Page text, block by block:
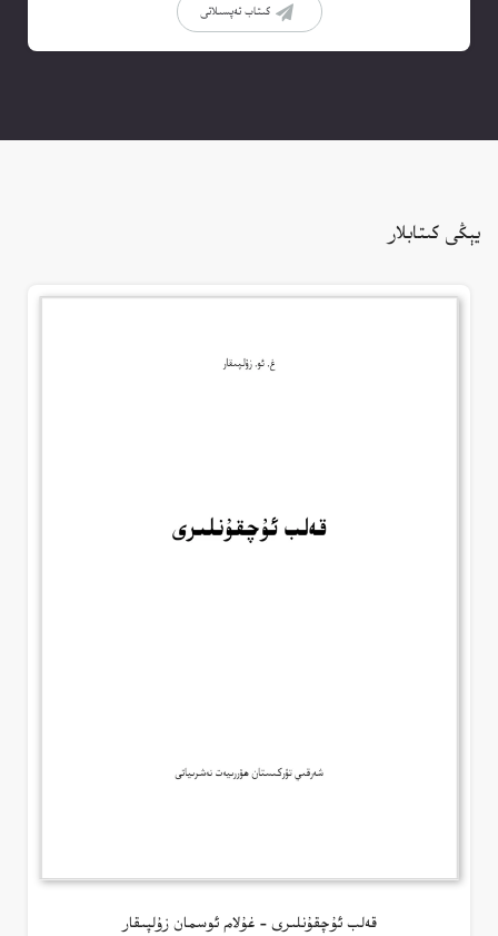
كىتاب تەپسىلاتى
يېڭى كىتابلار
قەلب ئۇچقۇنلىرى – غۇلام ئوسمان زۇلپىقار